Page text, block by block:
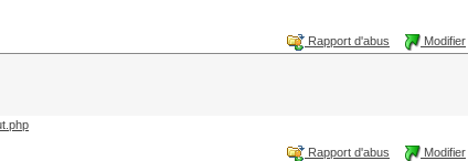
Rapport d'abus Modifier
Rapport d'abus Modifier